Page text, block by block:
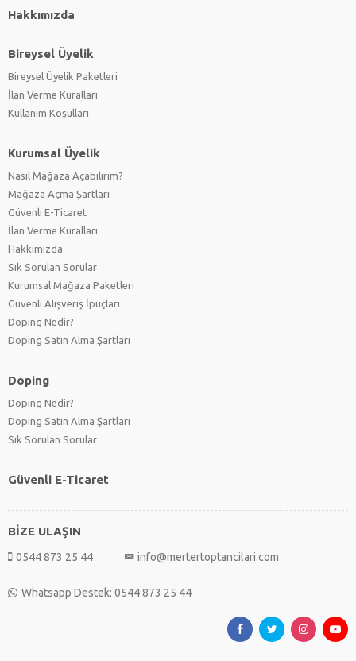
Hakkımızda
Bireysel Üyelik
Bireysel Üyelik Paketleri
İlan Verme Kuralları
Kullanım Koşulları
Kurumsal Üyelik
Nasıl Mağaza Açabilirim?
Mağaza Açma Şartları
Güvenli E-Ticaret
İlan Verme Kuralları
Hakkımızda
Sık Sorulan Sorular
Kurumsal Mağaza Paketleri
Güvenli Alışveriş İpuçları
Doping Nedir?
Doping Satın Alma Şartları
Doping
Doping Nedir?
Doping Satın Alma Şartları
Sık Sorulan Sorular
Güvenli E-Ticaret
BİZE ULAŞIN
0544 873 25 44 info@mertertoptancilari.com
Whatsapp Destek: 0544 873 25 44